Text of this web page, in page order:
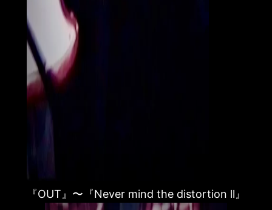
『OUT』〜『Never mind the distortion ll』